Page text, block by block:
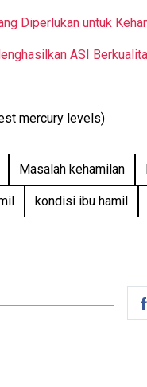
Diperlukan untuk
ASI
mercury levels)
Masalah kehamilan
kondisi ibu hamil